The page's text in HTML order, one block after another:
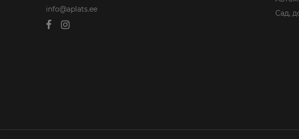
info@aplats.ee
Сад,